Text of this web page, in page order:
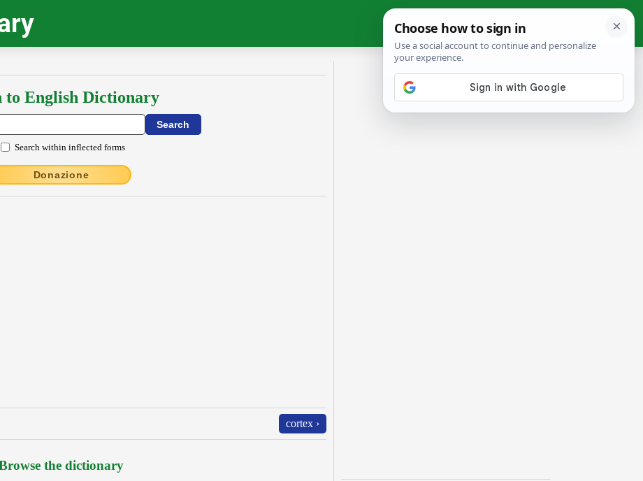
to English Dictionary
Search within inflected forms
Donazione
cortex ›
the dictionary